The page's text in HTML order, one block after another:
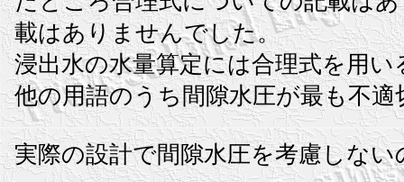
載はありませんでした。
浸出水の水量算定には合理式を用
他の用語のうち間隙水圧が最も不
実際の設計で間隙水圧を考慮しな